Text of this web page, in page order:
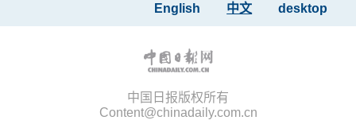
desktop
中文
English
中国日报版权所有
Content@chinadaily.com.cn